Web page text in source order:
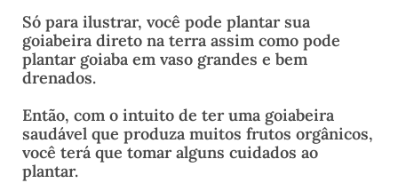
Só para ilustrar, você pode plantar sua
goiabeira direto na terra assim como pode
plantar goiaba em vaso grandes e bem
drenados.
Então, com o intuito de ter uma goiabeira
saudável que produza muitos frutos orgânicos,
você terá que tomar alguns cuidados ao
plantar.